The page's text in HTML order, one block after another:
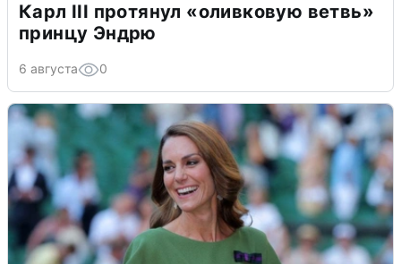
Карл III протянул «оливковую ветвь»
принцу Эндрю
6 августа 0